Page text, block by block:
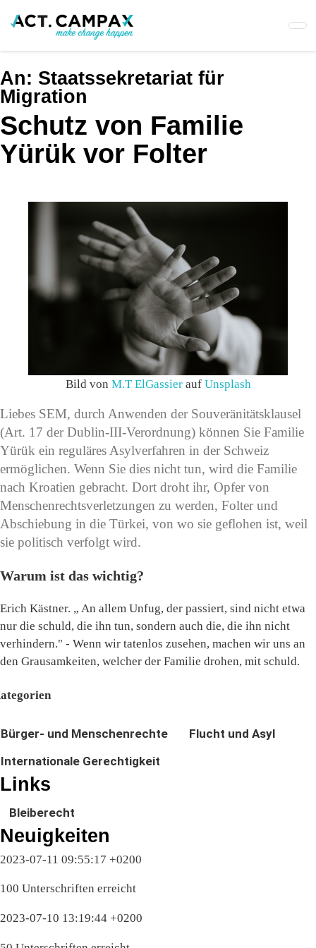
An: Staatssekretariat für
Migration
Schutz von Familie
Yürük vor Folter
Bild von M.T ElGassierauf Unsplash
Liebes SEM, durch Anwenden der Souveränitätsklausel
(Art. 17 der Dublin-III-Verordnung) können Sie Familie
Yürük ein reguläres Asylverfahren in der Schweiz
ermöglichen. Wenn Sie dies nicht tun, wird die Familie
nach Kroatien gebracht. Dort droht ihr, Opfer von
Menschenrechtsverletzungen zu werden, Folter und
Abschiebung in die Türkei, von wo sie geflohen ist, weil
sie politisch verfolgt wird.
Warum ist das wichtig?
Erich Kästner. „ An allem Unfug, der passiert, sind nicht etwa
nur die schuld, die ihn tun, sondern auch die, die ihn nicht
verhindern." - Wenn wir tatenlos zusehen, machen wir uns an
den Grausamkeiten, welcher der Familie drohen, mit schuld.
Bürger- und Menschenrechte
Flucht und Asyl
Internationale Gerechtigkeit
Links
Bleiberecht
Neuigkeiten
2023-07-11 09:55:17 +0200
100 Unterschriften erreicht
2023-07-10 13:19:44 +0200